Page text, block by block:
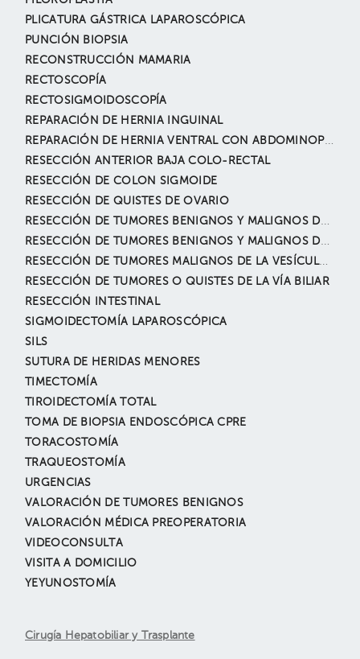
PLICATURA GÁSTRICA LAPAROSCÓPICA
PUNCIÓN BIOPSIA
RECONSTRUCCIÓN MAMARIA
RECTOSCOPÍA
RECTOSIGMOIDOSCOPÍA
REPARACIÓN DE HERNIA INGUINAL
REPARACIÓN DE HERNIA VENTRAL CON ABDOMINOPLASTÍA
RESECCIÓN ANTERIOR BAJA COLO-RECTAL
RESECCIÓN DE COLON SIGMOIDE
RESECCIÓN DE QUISTES DE OVARIO
RESECCIÓN DE TUMORES BENIGNOS Y MALIGNOS DEL HÍGADO
RESECCIÓN DE TUMORES BENIGNOS Y MALIGNOS DEL PANCREAS
RESECCIÓN DE TUMORES MALIGNOS DE LA VESÍCULA BILIAR
RESECCIÓN DE TUMORES O QUISTES DE LA VÍA BILIAR
RESECCIÓN INTESTINAL
SIGMOIDECTOMÍA LAPAROSCÓPICA
SILS
SUTURA DE HERIDAS MENORES
TIMECTOMÍA
TIROIDECTOMÍA TOTAL
TOMA DE BIOPSIA ENDOSCÓPICA CPRE
TORACOSTOMÍA
TRAQUEOSTOMÍA
URGENCIAS
VALORACIÓN DE TUMORES BENIGNOS
VALORACIÓN MÉDICA PREOPERATORIA
VIDEOCONSULTA
VISITA A DOMICILIO
YEYUNOSTOMÍA
Cirugía Hepatobiliar y Trasplante